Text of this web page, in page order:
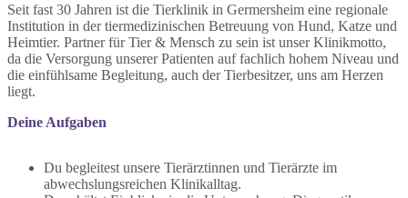
Seit fast 30 Jahren ist die Tierklinik in Germersheim eine regionale
Institution in der tiermedizinischen Betreuung von Hund, Katze und
Heimtier. Partner für Tier & Mensch zu sein ist unser Klinikmotto,
da die Versorgung unserer Patienten auf fachlich hohem Niveau und
die einfühlsame Begleitung, auch der Tierbesitzer, uns am Herzen
liegt.
Deine Aufgaben
Du begleitest unsere Tierärztinnen und Tierärzte im
abwechslungsreichen Klinikalltag.